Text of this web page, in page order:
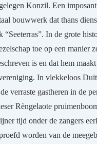
Konzil. Een
bouwwerk dat thans
“Seeterras”. In de grote
toe op een manier
is en dat hem
In vlekkeloos
verraste gastheren in de
Rèngelaote
tijd onder de zangers
worden van de